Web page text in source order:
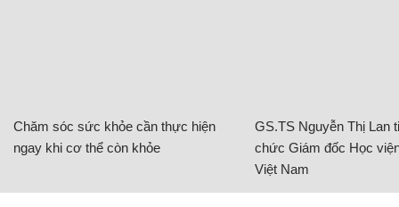
Chăm sóc sức khỏe cần thực hiện
ngay khi cơ thể còn khỏe
GS.TS Nguyễn Thị Lan
chức Giám đốc Học
Việt Nam